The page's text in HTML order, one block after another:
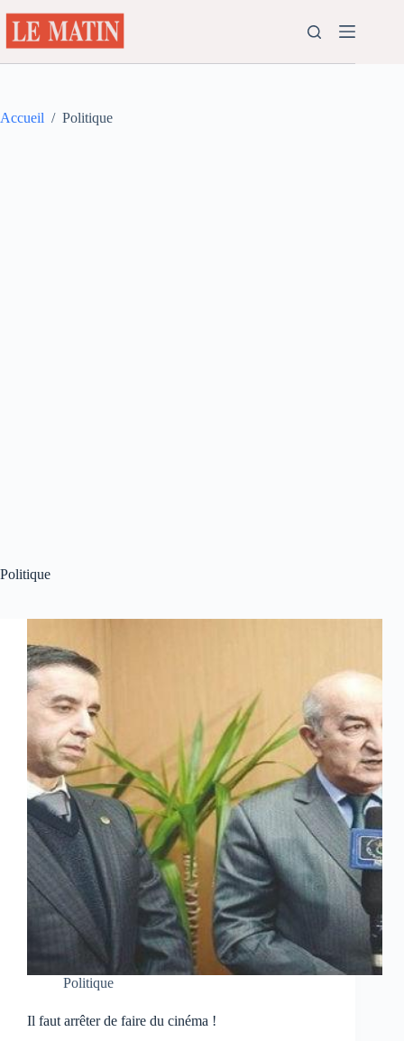
au
contenu
Accueil / Politique
Politique
Politique
Il faut arrêter de faire du cinéma !